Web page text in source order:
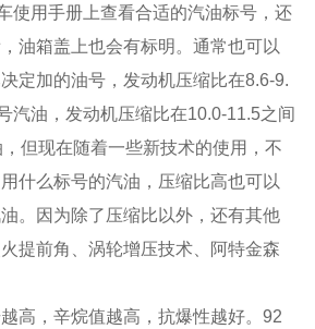
使用手册上查看合适的汽油标号，还
油箱盖上也会有标明。通常也可以
定加的油号，发动机压缩比在8.6-9.
汽油，发动机压缩比在10.0-11.5之间
但现在随着一些新技术的使用，不
什么标号的汽油，压缩比高也可以
。因为除了压缩比以外，还有其他
提前角、涡轮增压技术、阿特金森
高，辛烷值越高，抗爆性越好。92